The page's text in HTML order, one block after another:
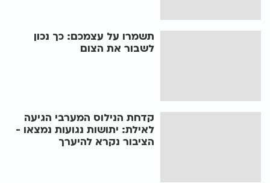
תשמרו על עצמכם: כך נכון
לשבור את הצום
קדחת הנילוס המערבי הגיעה
לאילת: יתושות נגועות נמצאו -
הציבור נקרא להיערך